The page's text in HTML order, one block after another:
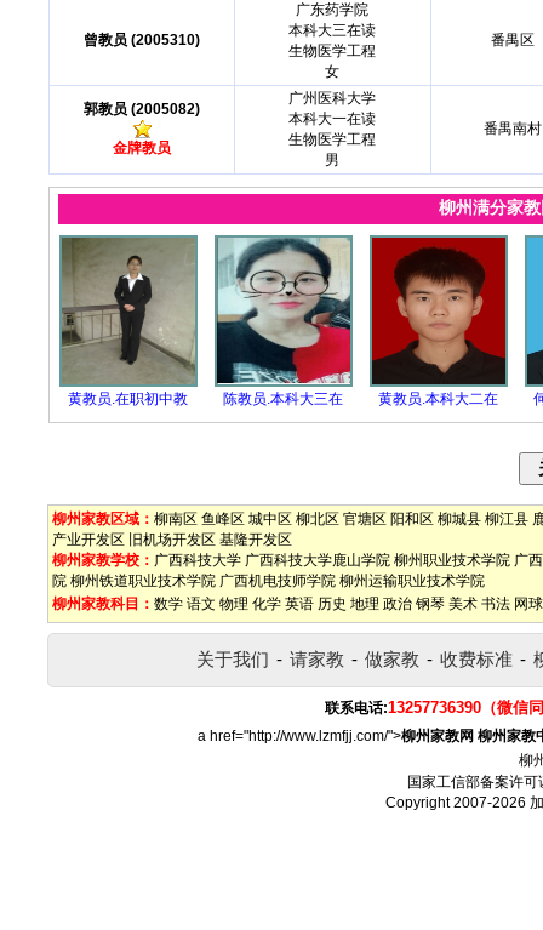
曾教员 (2005310)
广东药学院
本科大三在读
生物医学工程
女
番禺区
郭教员 (2005082)
金牌教员
广州医科大学
本科大一在读
生物医学工程
男
番禺南村
柳州满分家
黄教员.在职初中教 陈教员.本科大三在 黄教员.本科大二在
柳州家教区域： 柳南区 鱼峰区 城中区 柳北区 官塘区 阳和区 柳城县 柳江县
产业开发区
旧机场开发区 基隆开发区
柳州家教学校： 广西科技大学 广西科技大学鹿山学院 柳州职业技术学院 广
院 柳州铁道职业技术学院 广西机电技师学院 柳州运输职业技术学院
柳州家教科目： 数学 语文 物理 化学 英语 历史 地理 政治 钢琴 美术 书法 网球
关于我们 - 请家教 - 做家教 - 收费标准 -
联系电话:13257736390（微信
a href="http://www.lzmfjj.com/">柳州家教网 柳州家教
柳
国家工信部备案许可
Copyright 2007-2026